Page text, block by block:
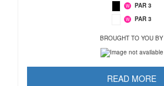
W PAR 3
W PAR 3
BROUGHT TO YOU BY
READ MORE